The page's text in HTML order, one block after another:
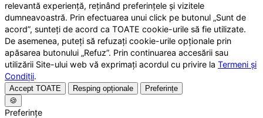
relevantă experiență, reținând preferințele și vizitele
dumneavoastră. Prin efectuarea unui click pe butonul „Sunt de
acord”, sunteți de acord ca TOATE cookie-urile să fie utilizate.
De asemenea, puteți să refuzați cookie-urile opționale prin
apăsarea butonului „Refuz”. Prin continuarea accesării sau
utilizării Site-ului web vă exprimați acordul cu privire la Termeni și
Condiții.
Accept TOATE Resping opționale
Preferințe
🍪
Preferințe